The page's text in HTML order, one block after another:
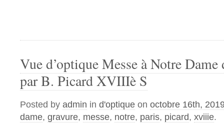
Vue d’optique Messe à Notre Dame
par B. Picard XVIIIè S
Posted by admin in d'optique on octobre 16th,
dame, gravure, messe, notre, paris, picard, xviiie.